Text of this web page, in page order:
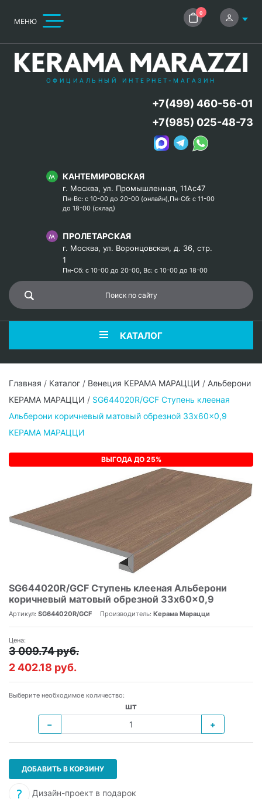
МЕНЮ
0
ОФИЦИАЛЬНЫЙ ИНТЕРНЕТ-МАГАЗИН
КАНТЕМИРОВСКАЯ
г. Москва, ул. Промышленная, 11Ас47
Пн-Вс: с 10-00 до 20-00 (онлайн),Пн-Сб: с 11-00
до 18-00 (склад)
ПРОЛЕТАРСКАЯ
г. Москва, ул. Воронцовская, д. 36, стр.
1
Пн-Сб: с 10-00 до 20-00, Вс: с 10-00 до 18-00
+7(499) 460-56-01
+7(985) 025-48-73
КАТАЛОГ
Главная / Каталог / Венеция КЕРАМА МАРАЦЦИ / Альберони
КЕРАМА МАРАЦЦИ / SG644020R/GCF Ступень клееная
Альберони коричневый матовый обрезной 33x60x0,9
КЕРАМА МАРАЦЦИ
ВЫГОДА ДО 25%
SG644020R/GCF Ступень клееная Альберони
коричневый матовый обрезной 33x60x0,9
Артикул: SG644020R/GCF Производитель: Керама Марацци
Цена:
3 009.74 руб.
2 402.18 руб.
Выберите необходимое количество:
шт
−
+
ДОБАВИТЬ В КОРЗИНУ
Дизайн-проект в подарок